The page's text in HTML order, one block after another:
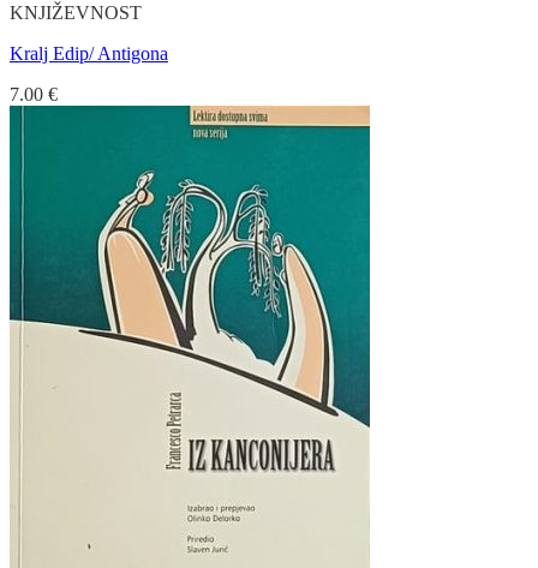
KNJIŽEVNOST
Kralj Edip/ Antigona
7.00 €